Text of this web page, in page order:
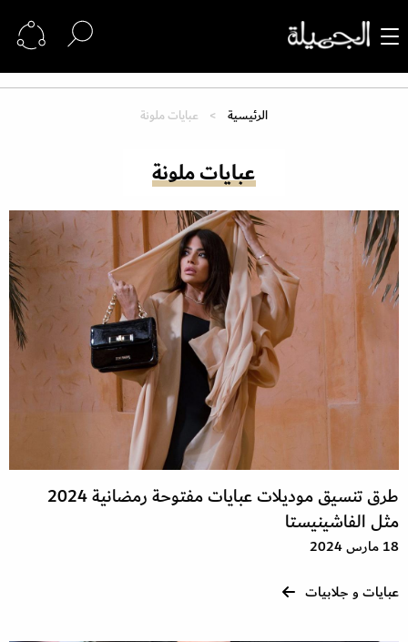
الرئيسية عبايات ملونة
عبايات ملونة
طرق تنسيق موديلات عبايات مفتوحة رمضانية 2024
مثل الفاشينيستا
18 مارس 2024
عبايات و جلابيات